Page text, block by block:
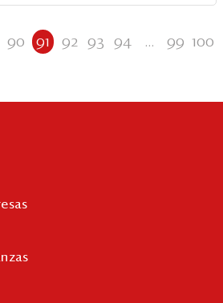
90 91 92 93 94 ... 99 100